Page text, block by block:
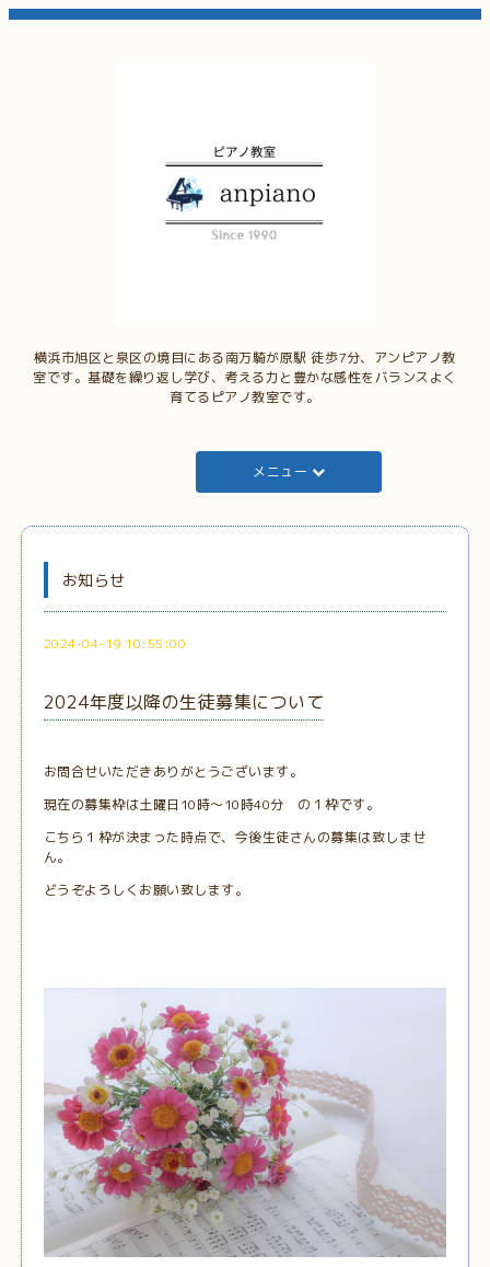
横浜市旭区と泉区の境目にある南万騎が原駅 徒歩7分、アンピアノ教
室です。基礎を繰り返し学び、考える力と豊かな感性をバランスよく
育てるピアノ教室です。
メニュー
お知らせ
2024-04-19 10:55:00
2024年度以降の生徒募集について
お問合せいただきありがとうございます。
現在の募集枠は土曜日10時～10時40分 の１枠です。
こちら１枠が決まった時点で、今後生徒さんの募集は致しませ
ん。
どうぞよろしくお願い致します。